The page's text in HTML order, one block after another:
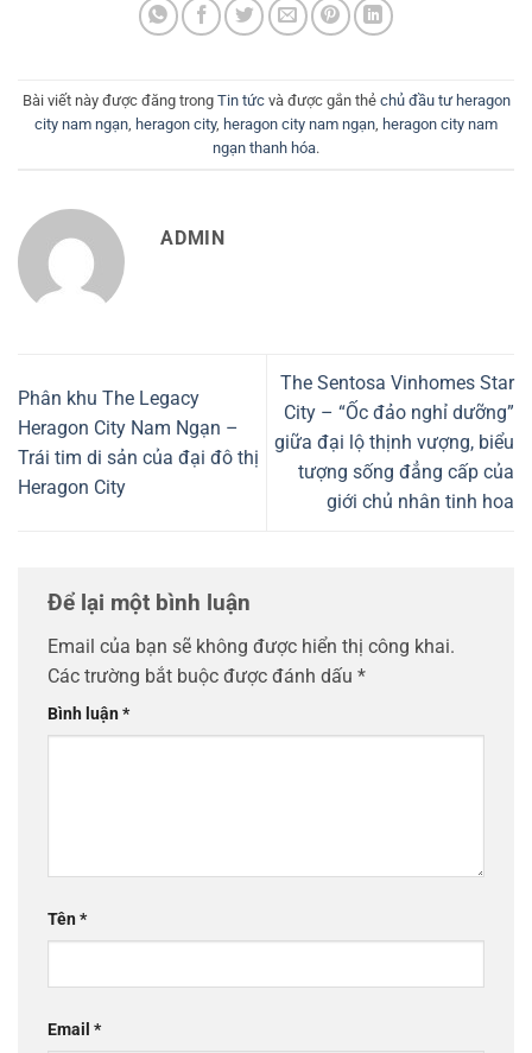
Bài viết này được đăng trong Tin tứcvà được gắn thẻ chủ đầu tư heragon
city nam ngạn heragon city, heragon city nam ngạn heragon city nam
ngạn thanh hóa.
ADMIN
Phân khu The Legacy
Heragon City Nam Ngạn –
Trái tim di sản của đại đô thị
Heragon City
The Sentosa Vinhomes Star
City – “Ốc đảo nghỉ dưỡng”
giữa đại lộ thịnh vượng, biểu
tượng sống đẳng cấp của
giới chủ nhân tinh hoa
Để lại một bình luận
Email của bạn sẽ không được hiển thị công khai.
Các trường bắt buộc được đánh dấu *
Bình luận*
Tên*
Email *